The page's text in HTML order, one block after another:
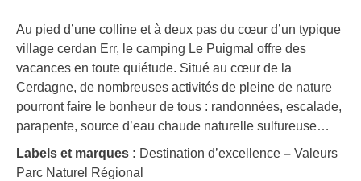
Au pied d’une colline et à deux pas du cœur d’un typique
village cerdan Err, le camping Le Puigmal offre des
vacances en toute quiétude. Situé au cœur de la
Cerdagne, de nombreuses activités de pleine de nature
pourront faire le bonheur de tous : randonnées, escalade,
parapente, source d’eau chaude naturelle sulfureuse…
Labels et marques : Destination d’excellence – Valeurs
Parc Naturel Régional